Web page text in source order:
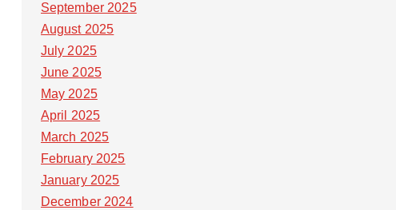
September 2025
August 2025
July 2025
June 2025
May 2025
April 2025
March 2025
February 2025
January 2025
December 2024